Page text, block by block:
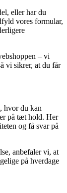
eller har du
vores formular,
– vi
vi sikrer, at du får
hvor du kan
på tæt hold. Her
og få svar på
anbefaler vi, at
på hverdage